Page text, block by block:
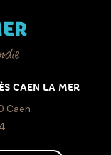
CAEN LA MER
Caen